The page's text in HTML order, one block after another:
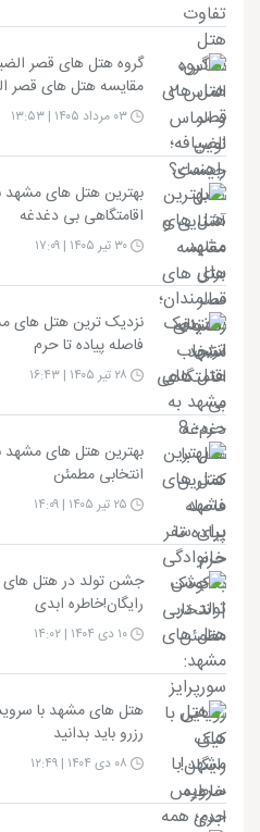
گروه هتل های قصر
مقایسه هتل های قصر
بهترین هتل های مشهد
اقامتگاهی بی دغدغه
فاصله پیاده تا حرم
بهترین هتل های مشهد
انتخابی مطمئن
جشن تولد در هتل های
رایگان!خاطره ابدی
هتل های مشهد با
رزرو باید بدانید